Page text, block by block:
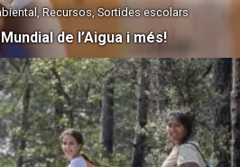
de l’Aigua i més!
Recursos, Sortides escolars